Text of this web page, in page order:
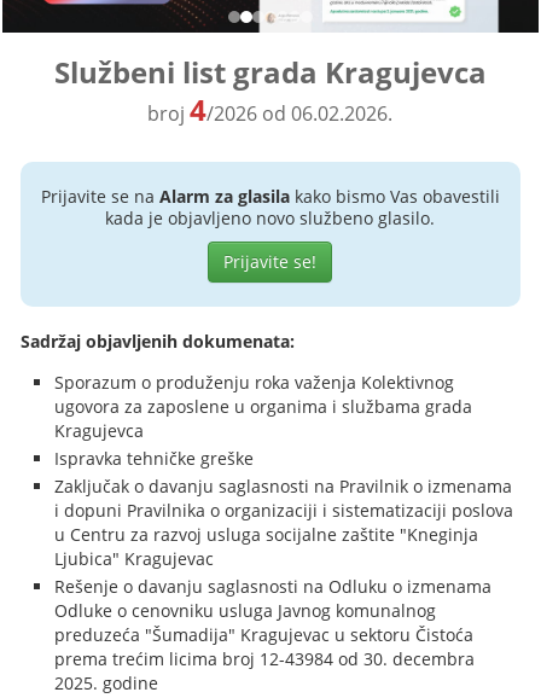
Službeni list grada Kragujevca
broj4/2026 od 06.02.2026.
Prijavite se na Alarm za glasilakako bismo Vas obavestili
kada je objavljeno novo službeno glasilo.
Prijavite se!
Sadržaj objavljenih dokumenata:
Sporazum o produženju roka važenja Kolektivnog
ugovora za zaposlene u organima i službama grada
Kragujevca
Ispravka tehničke greške
Zaključak o davanju saglasnosti na Pravilnik o izmenama
i dopuni Pravilnika o organizaciji i sistematizaciji poslova
u Centru za razvoj usluga socijalne zaštite "Kneginja
Ljubica" Kragujevac
Rešenje o davanju saglasnosti na Odluku o izmenama
Odluke o cenovniku usluga Javnog komunalnog
preduzeća "Šumadija" Kragujevac u sektoru Čistoća
prema trećim licima broj 12-43984 od 30. decembra
2025. godine